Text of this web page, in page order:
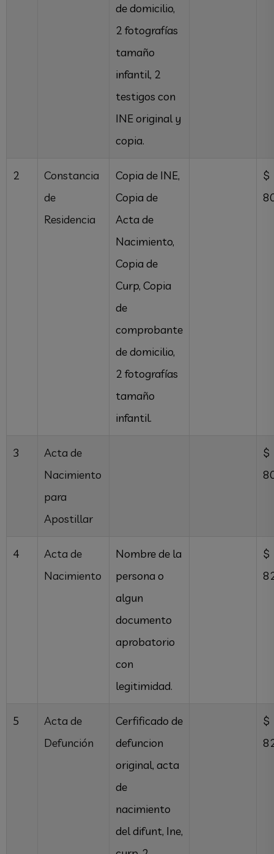
de domicilio,
2 fotografías
tamaño
infantil, 2
testigos con
INE original y
copia.
2
Constancia
de
Residencia
Copia de INE,
Copia de
Acta de
Nacimiento,
Copia de
Curp, Copia
de
comprobante
de domicilio,
2 fotografías
tamaño
infantil.
$
3
Acta de
Nacimiento
para
Apostillar
$
4
Acta de
Nacimiento
Nombre de la
persona o
algun
documento
aprobatorio
con
legitimidad.
$
5
Acta de
Defunción
Cerfificado de
defuncion
original, acta
de
nacimiento
del difunt, Ine,
$